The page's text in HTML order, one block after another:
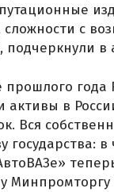
сложности с
подчеркнули в
года
активы в
Вся
государства: в